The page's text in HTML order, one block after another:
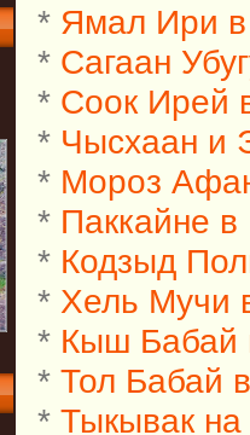
* Ямал Ири в
* Сагаан
* Соок Ирей
* Чысхаан и
* Мороз
* Паккайне
* Кодзыд
* Хель Мучи
* Кыш Бабай
* Тол Бабай
* Тыкывак на